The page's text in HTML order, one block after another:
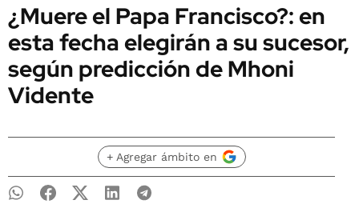
¿Muere el Papa Francisco?: en
esta fecha elegirán a su sucesor,
según predicción de Mhoni
Vidente
+ Agregar ámbito en